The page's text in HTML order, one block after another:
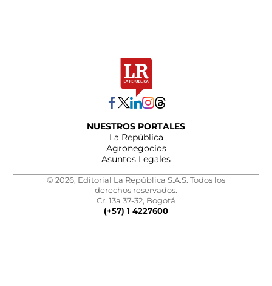
NUESTROS PORTALES
La República
Agronegocios
Asuntos Legales
© 2026, Editorial La República S.A.S. Todos los
derechos reservados.
Cr. 13a 37-32, Bogotá
(+57) 1 4227600